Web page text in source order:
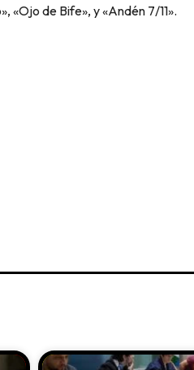
«Ojo de Bife», y «Andén 7/11».